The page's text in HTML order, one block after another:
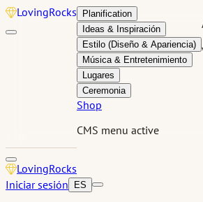
LovingRocks
Planification
Ideas & Inspiración
Estilo (Diseño & Apariencia)
Música & Entretenimiento
Lugares
Ceremonia
Shop
CMS menu active
LovingRocks
Iniciar sesión
ES